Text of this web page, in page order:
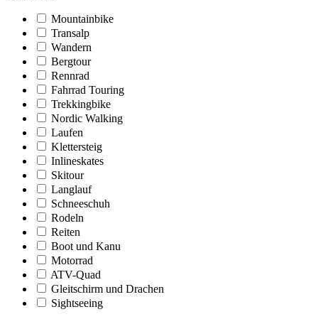
Mountainbike
Transalp
Wandern
Bergtour
Rennrad
Fahrrad Touring
Trekkingbike
Nordic Walking
Laufen
Klettersteig
Inlineskates
Skitour
Langlauf
Schneeschuh
Rodeln
Reiten
Boot und Kanu
Motorrad
ATV-Quad
Gleitschirm und Drachen
Sightseeing